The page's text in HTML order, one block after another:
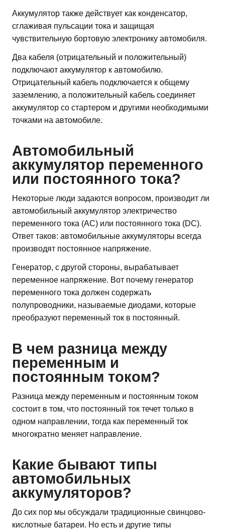
Аккумулятор также действует как конденсатор,
сглаживая пульсации тока и защищая
чувствительную бортовую электронику автомобиля.
Два кабеля (отрицательный и положительный)
подключают аккумулятор к автомобилю.
Отрицательный кабель подключается к общему
заземлению, а положительный кабель соединяет
аккумулятор со стартером и другими необходимыми
точками на автомобиле.
Автомобильный
аккумулятор переменного
или постоянного тока?
Некоторые люди задаются вопросом, производит ли
автомобильный аккумулятор электричество
переменного тока (AC) или постоянного тока (DC).
Ответ таков: автомобильные аккумуляторы всегда
производят постоянное напряжение.
Генератор, с другой стороны, вырабатывает
переменное напряжение. Вот почему генератор
переменного тока должен содержать
полупроводники, называемые диодами, которые
преобразуют переменный ток в постоянный.
В чем разница между
переменным и
постоянным током?
Разница между переменным и постоянным током
состоит в том, что постоянный ток течет только в
одном направлении, тогда как переменный ток
многократно меняет направление.
Какие бывают типы
автомобильных
аккумуляторов?
До сих пор мы обсуждали традиционные свинцово-
кислотные батареи. Но есть и другие типы